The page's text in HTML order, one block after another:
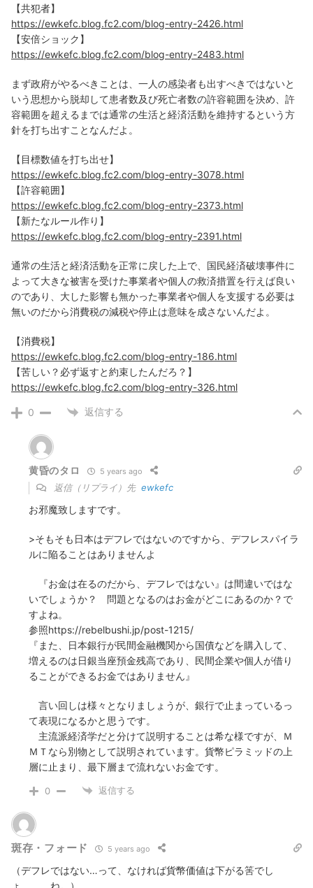
【共犯者】
https://ewkefc.blog.fc2.com/blog-entry-2426.html
【安倍ショック】
https://ewkefc.blog.fc2.com/blog-entry-2483.html
まず政府がやるべきことは、一人の感染者も出すべきではないと
いう思想から脱却して患者数及び死亡者数の許容範囲を決め、許
容範囲を超えるまでは通常の生活と経済活動を維持するという方
針を打ち出すことなんだよ。
【目標数値を打ち出せ】
https://ewkefc.blog.fc2.com/blog-entry-3078.html
【許容範囲】
https://ewkefc.blog.fc2.com/blog-entry-2373.html
【新たなルール作り】
https://ewkefc.blog.fc2.com/blog-entry-2391.html
通常の生活と経済活動を正常に戻した上で、国民経済破壊事件に
よって大きな被害を受けた事業者や個人の救済措置を行えば良い
のであり、大した影響も無かった事業者や個人を支援する必要は
無いのだから消費税の減税や停止は意味を成さないんだよ。
【消費税】
https://ewkefc.blog.fc2.com/blog-entry-186.html
【苦しい？必ず返すと約束したんだろ？】
https://ewkefc.blog.fc2.com/blog-entry-326.html
0 返信する
黄昏のタロ 5 years ago
返信（リプライ）先 ewkefc
お邪魔致しますです。
>そもそも日本はデフレではないのですから、デフレスパイラ
ルに陥ることはありませんよ
『お金は在るのだから、デフレではない』は間違いではな
いでしょうか？ 問題となるのはお金がどこにあるのか？で
すよね。
参照https://rebelbushi.jp/post-1215/
『また、日本銀行が民間金融機関から国債などを購入して、
増えるのは日銀当座預金残高であり、民間企業や個人が借り
ることができるお金ではありません』
言い回しは様々となりましょうが、銀行で止まっているっ
て表現になるかと思うです。
主流派経済学だと分けて説明することは希な様ですが、Ｍ
ＭＴなら別物として説明されています。貨幣ピラミッドの上
層に止まり、最下層まで流れないお金です。
0 返信する
斑存・フォード 5 years ago
（デフレではない…って、なければ貨幣価値は下がる筈でし